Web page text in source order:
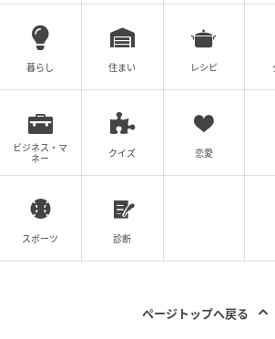
暮らし 住まい レシピ
ビジネス・マ
ネー
クイズ 恋愛
スポーツ 診断
ページトップへ戻る